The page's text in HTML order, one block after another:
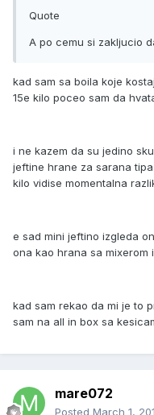
Quote
A po cemu si zakljucio
kad sam sa boila koje
15e kilo poceo sam da
i ne kazem da su jedino
jeftine hrane za sarana
kilo vidise momentalna
e sad mini jeftino izgleda
ona kao hrana sa mixerom
kad sam rekao da mi je to
sam na all in box sa
mare072
Posted March 1,